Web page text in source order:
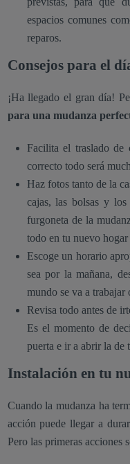
espacios comunes
reparos.
Consejos para el
¡Ha llegado el gran día!
para una mudanza
Facilita el traslado
correcto todo será
Haz fotos tanto de la
cajas, las bolsas y
furgoneta de la
todo en tu nuevo
Escoge un horario
sea por la mañana,
mundo se va a
Revisa todo antes de
Es el momento de
puerta e ir a abrir la de
Instalación en tu
Cuando la mudanza ha
acción puede llegar a
Pero las primeras acciones